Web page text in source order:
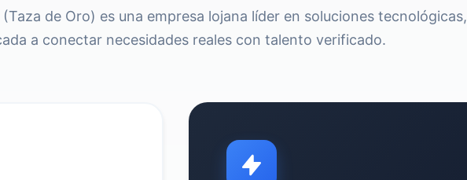
(Taza de Oro) es una empresa lojana líder en soluciones tecnológicas,
a conectar necesidades reales con talento verificado.